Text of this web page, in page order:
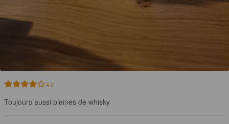
4.0
Toujours aussi pleines de whisky